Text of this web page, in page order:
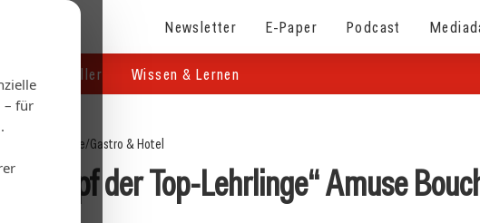
– für
Newsletter E-Paper Podcast
& Hersteller Wissen & Lernen
Startseite/Gastro & Hotel
der Top-Lehrlinge“ Amuse